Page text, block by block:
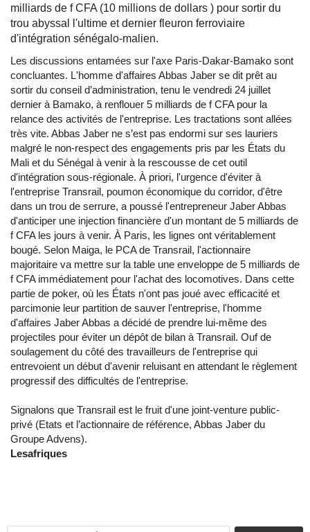
milliards de f CFA (10 millions de dollars ) pour sortir du
trou abyssal l'ultime et dernier fleuron ferroviaire
d'intégration sénégalo-malien.
Les discussions entamées sur l'axe Paris-Dakar-Bamako sont
concluantes. L'homme d'affaires Abbas Jaber se dit prêt au
sortir du conseil d’administration, tenu le vendredi 24 juillet
dernier à Bamako, à renflouer 5 milliards de f CFA pour la
relance des activités de l'entreprise. Les tractations sont allées
très vite. Abbas Jaber ne s’est pas endormi sur ses lauriers
malgré le non-respect des engagements pris par les États du
Mali et du Sénégal à venir à la rescousse de cet outil
d'intégration sous-régionale. À priori, l'urgence d'éviter à
l'entreprise Transrail, poumon économique du corridor, d'être
dans un trou de serrure, a poussé l'entrepreneur Jaber Abbas
d'anticiper une injection financière d'un montant de 5 milliards de
f CFA les jours à venir. À Paris, les lignes ont véritablement
bougé. Selon Maiga, le PCA de Transrail, l'actionnaire
majoritaire va mettre sur la table une enveloppe de 5 milliards de
f CFA immédiatement pour l'achat des locomotives. Dans cette
partie de poker, où les États n'ont pas joué avec efficacité et
parcimonie leur partition de sauver l'entreprise, l'homme
d'affaires Jaber Abbas a décidé de prendre lui-même des
projectiles pour éviter un dépôt de bilan à Transrail. Ouf de
soulagement du côté des travailleurs de l'entreprise qui
entrevoient un début d'avenir reluisant en attendant le règlement
progressif des difficultés de l'entreprise.
Signalons que Transrail est le fruit d'une joint-venture public-
privé (Etats et l’actionnaire de référence, Abbas Jaber du
Groupe Advens).
Lesafriques